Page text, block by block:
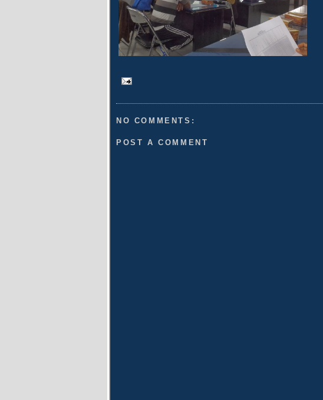
NO COMMENTS:
POST A COMMENT